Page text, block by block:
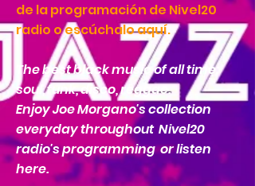
de la programación de Nivel20
radio o escúchalo aquí.
The best black music of all time:
soul, funk, disco, reggae.
Enjoy Joe Morgano's collection
everyday throughout Nivel20
radio's programming or listen
here.